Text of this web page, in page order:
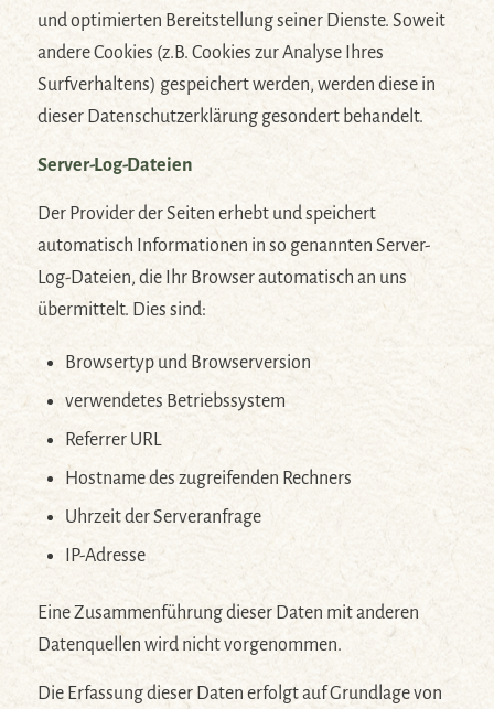
und optimierten Bereitstellung seiner Dienste. Soweit
andere Cookies (z.B. Cookies zur Analyse Ihres
Surfverhaltens) gespeichert werden, werden diese in
dieser Datenschutzerklärung gesondert behandelt.
Server-Log-Dateien
Der Provider der Seiten erhebt und speichert
automatisch Informationen in so genannten Server-
Log-Dateien, die Ihr Browser automatisch an uns
übermittelt. Dies sind:
Browsertyp und Browserversion
verwendetes Betriebssystem
Referrer URL
Hostname des zugreifenden Rechners
Uhrzeit der Serveranfrage
IP-Adresse
Eine Zusammenführung dieser Daten mit anderen
Datenquellen wird nicht vorgenommen.
Die Erfassung dieser Daten erfolgt auf Grundlage von